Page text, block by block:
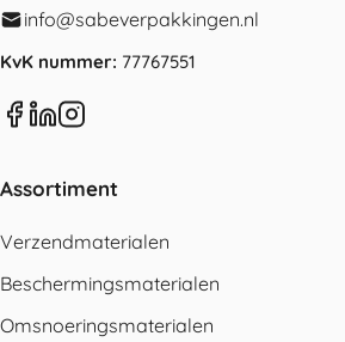
info@sabeverpakkingen.nl
KvK nummer: 77767551
Assortiment
Verzendmaterialen
Beschermingsmaterialen
Omsnoeringsmaterialen